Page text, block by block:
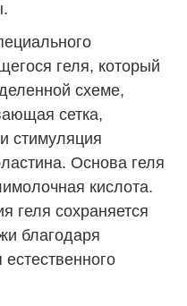
геля, который
схеме,
сетка,
стимуляция
Основа геля
кислота.
геля сохраняется
благодаря